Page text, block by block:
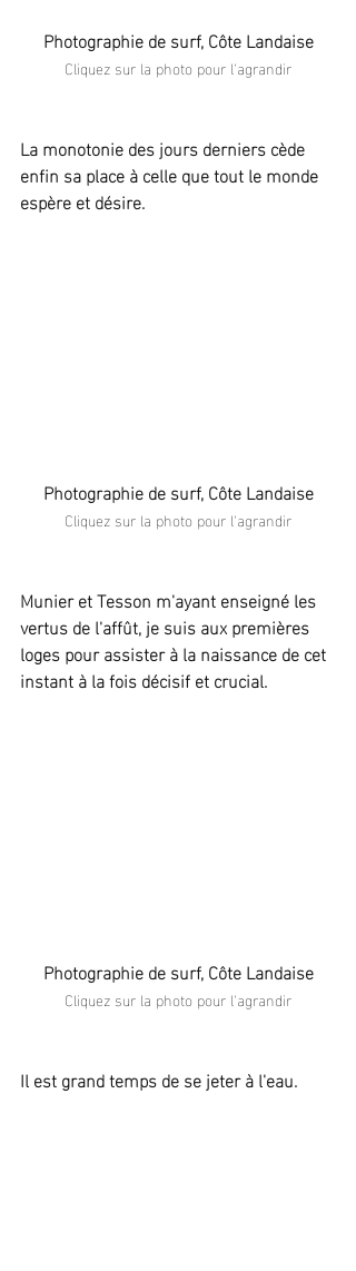
Photographie de surf, Côte Landaise
Cliquez sur la photo pour l'agrandir
La monotonie des jours derniers cède
enfin sa place à celle que tout le monde
espère et désire.
Photographie de surf, Côte Landaise
Cliquez sur la photo pour l'agrandir
Munier et Tesson m'ayant enseigné les
vertus de l'affût, je suis aux premières
loges pour assister à la naissance de cet
instant à la fois décisif et crucial.
Photographie de surf, Côte Landaise
Cliquez sur la photo pour l'agrandir
Il est grand temps de se jeter à l'eau.